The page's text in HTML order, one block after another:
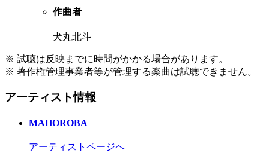
作曲者
犬丸北斗
※ 試聴は反映までに時間がかかる場合があります。
※ 著作権管理事業者等が管理する楽曲は試聴できません。
アーティスト情報
MAHOROBA
アーティストページへ